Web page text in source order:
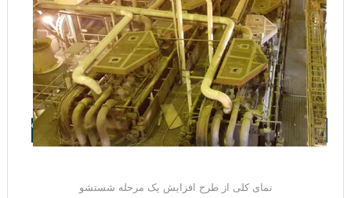
نمای کلی از طرح افزایش یک مرحله شستشو